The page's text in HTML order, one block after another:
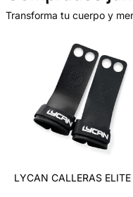
Transforma tu cuerpo y
LYCAN CALLERAS ELITE